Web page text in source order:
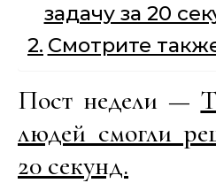
задачу за 20
Смотрите
Пост недели —
людей смогли
20 секунд.